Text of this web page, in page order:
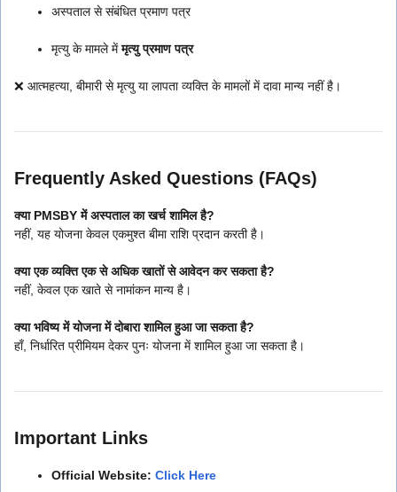
अस्पताल से संबंधित प्रमाण पत्र
मृत्यु के मामले मेंमृत्यु प्रमाण पत्र
❌ आत्महत्या, बीमारी से मृत्यु या लापता व्यक्ति के मामलों में दावा मान्य नहीं है।
Frequently Asked Questions (FAQs)
क्या PMSBY में अस्पताल का खर्च शामिल है?
नहीं, यह योजना केवल एकमुश्त बीमा राशि प्रदान करती है।
क्या एक व्यक्ति एक से अधिक खातों से आवेदन कर सकता है?
नहीं, केवल एक खाते से नामांकन मान्य है।
क्या भविष्य में योजना में दोबारा शामिल हुआ जा सकता है?
हाँ, निर्धारित प्रीमियम देकर पुनः योजना में शामिल हुआ जा सकता है।
Important Links
Official Website: Click Here